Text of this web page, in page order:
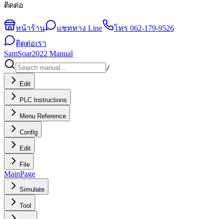
ติดต่อ
หน้าร้าน แชททาง Line โทร 062-179-9526
ติดต่อเรา
SamSoar2022 Manual
/
Edit
PLC Instructions
Menu Reference
Config
Edit
File
MainPage
Simulate
Tool